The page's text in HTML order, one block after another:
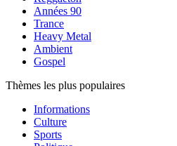
Années 90
Trance
Heavy Metal
Ambient
Gospel
Thèmes les plus populaires
Informations
Culture
Sports